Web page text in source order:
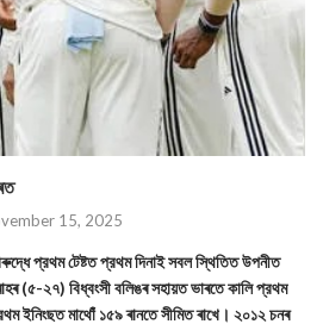
15, 2025
প্রথম টেষ্টত প্রথম দিনাই সবল স্থিতিত উপনীত
(৫-২৭) বিধ্বংসী বলিঙৰ সহায়ত ভাৰতে কালি প্রথম
ইনিংছত মাথোঁ ১৫৯ ৰানতে সীমিত ৰাখে। ২০১২ চনৰ